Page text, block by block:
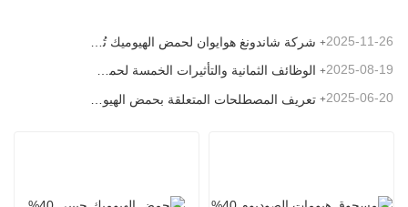
2025-11-26
الوظائف الثمانية والتأثيرات الخمسة لحمض الفولفيك المصدر المعدني 2025-08-19
2025-06-20